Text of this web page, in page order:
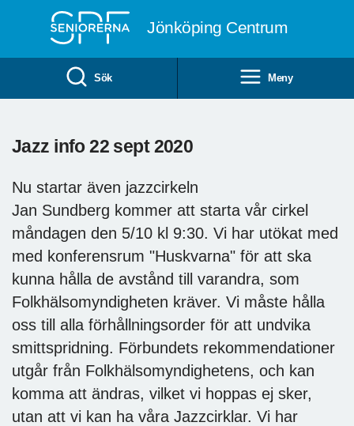
Jönköping Centrum
Sök Meny
Jazz info 22 sept 2020
Nu startar även jazzcirkeln
Jan Sundberg kommer att starta vår cirkel
måndagen den 5/10 kl 9:30. Vi har utökat med
med konferensrum "Huskvarna" för att ska
kunna hålla de avstånd till varandra, som
Folkhälsomyndigheten kräver. Vi måste hålla
oss till alla förhållningsorder för att undvika
smittspridning. Förbundets rekommendationer
utgår från Folkhälsomyndighetens, och kan
komma att ändras, vilket vi hoppas ej sker,
utan att vi kan ha våra Jazzcirklar. Vi har